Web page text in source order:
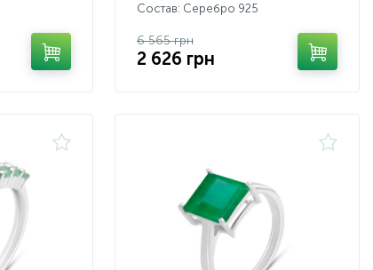
Состав: Серебро 925
6 565 грн
2 626 грн